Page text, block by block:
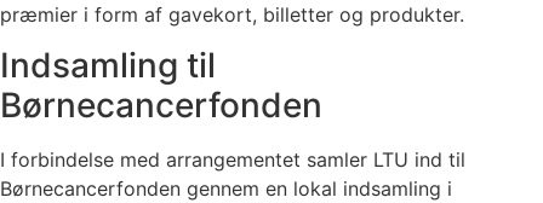
præmier i form af gavekort, billetter og produkter.
Indsamling til
Børnecancerfonden
I forbindelse med arrangementet samler LTU ind til
Børnecancerfonden gennem en lokal indsamling i